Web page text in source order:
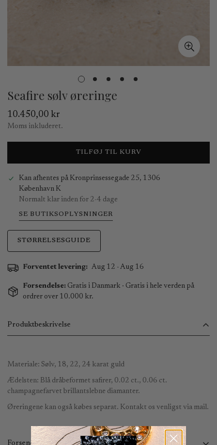
Seafire sølv øreringe
Normal
pris
10.450,00 kr
Moms inkluderet.
TILFØJ TIL KURV
Kan afhentes på Kronprinsessegade 25, 1306
København K
Normalt klar inden for 2-4 dage
SE BUTIKSOPLYSNINGER
STØRRELSESGUIDE
Forventet levering: Aug 12 - Aug 16
Forsendelse: Gratis i Danmark · Gratis i hele verden på
ordrer over 10.000 kr.
Produktbeskrivelse
Materiale: Sølv, 18, 22, 24 karat guld
Ædelsten: Blå dråbeformet safirer, 0.02 ct., 0.06 ct.
champagnefarvet brillantslebne diamanter.
Øreringene kan også købes separat. Kontakt os venligst via mail.
Forsendelse og returnering